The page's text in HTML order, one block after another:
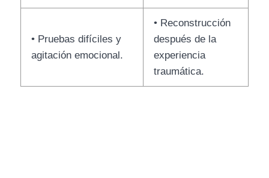
• Pruebas difíciles y
agitación emocional.
• Reconstrucción
después de la
experiencia
traumática.